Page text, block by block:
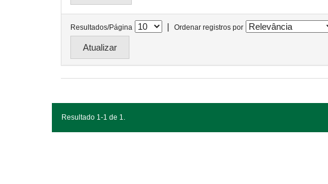
Resultados/Página | Ordenar registros por
Resultado 1-1 de 1.